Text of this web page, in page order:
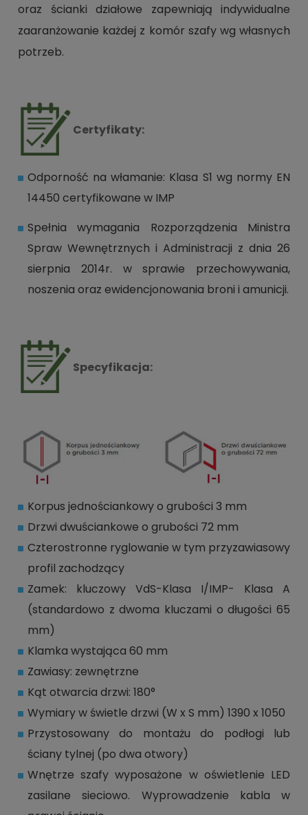
oraz ścianki działowe zapewniają indywidualne
zaaranżowanie każdej z komór szafy wg własnych
potrzeb.
Certyfikaty:
Odporność na włamanie: Klasa S1 wg normy EN
14450 certyfikowane w IMP
Spełnia wymagania Rozporządzenia Ministra
Spraw Wewnętrznych i Administracji z dnia 26
sierpnia 2014r. w sprawie przechowywania,
noszenia oraz ewidencjonowania broni i amunicji.
Specyfikacja:
Korpus jednościankowy o grubości 3 mm
Drzwi dwuściankowe o grubości 72 mm
Czterostronne ryglowanie w tym przyzawiasowy
profil zachodzący
Zamek: kluczowy VdS-Klasa I/IMP- Klasa A
(standardowo z dwoma kluczami o długości 65
mm)
Klamka wystająca 60 mm
Zawiasy: zewnętrzne
Kąt otwarcia drzwi: 180°
Wymiary w świetle drzwi (W x S mm) 1390 x 1050
Przystosowany do montażu do podłogi lub
ściany tylnej (po dwa otwory)
Wnętrze szafy wyposażone w oświetlenie LED
zasilane sieciowo. Wyprowadzenie kabla w